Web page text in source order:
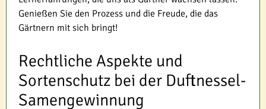
Genießen Sie den Prozess und die Freude, die das
Gärtnern mit sich bringt!
Rechtliche Aspekte und
Sortenschutz bei der Duftnessel-
Samengewinnung